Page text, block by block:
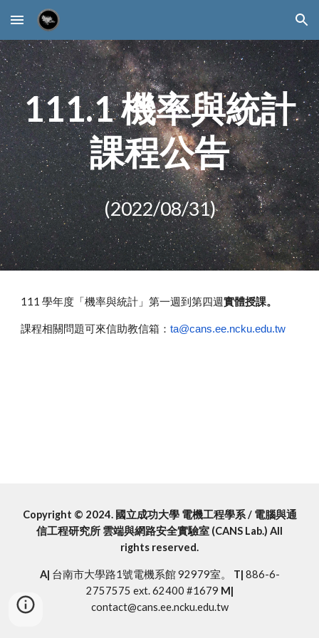
Skip to main content Skip to navigation
111.1 機率與統計
課程公告
(2022/08/31)
111 學年度「機率與統計」第一週到第四週實體授課。
課程相關問題可來信助教信箱：ta@cans.ee.ncku.edu.tw
Copyright © 2024. 國立成功大學 電機工程學系 / 電腦與通
信工程研究所 雲端與網路安全實驗室 (CANS Lab.) All
rights reserved.
A| 台南市大學路1號電機系館 92979室。 T| 886-6-
2757575 ext. 62400 #1679 M|
contact@cans.ee.ncku.edu.tw